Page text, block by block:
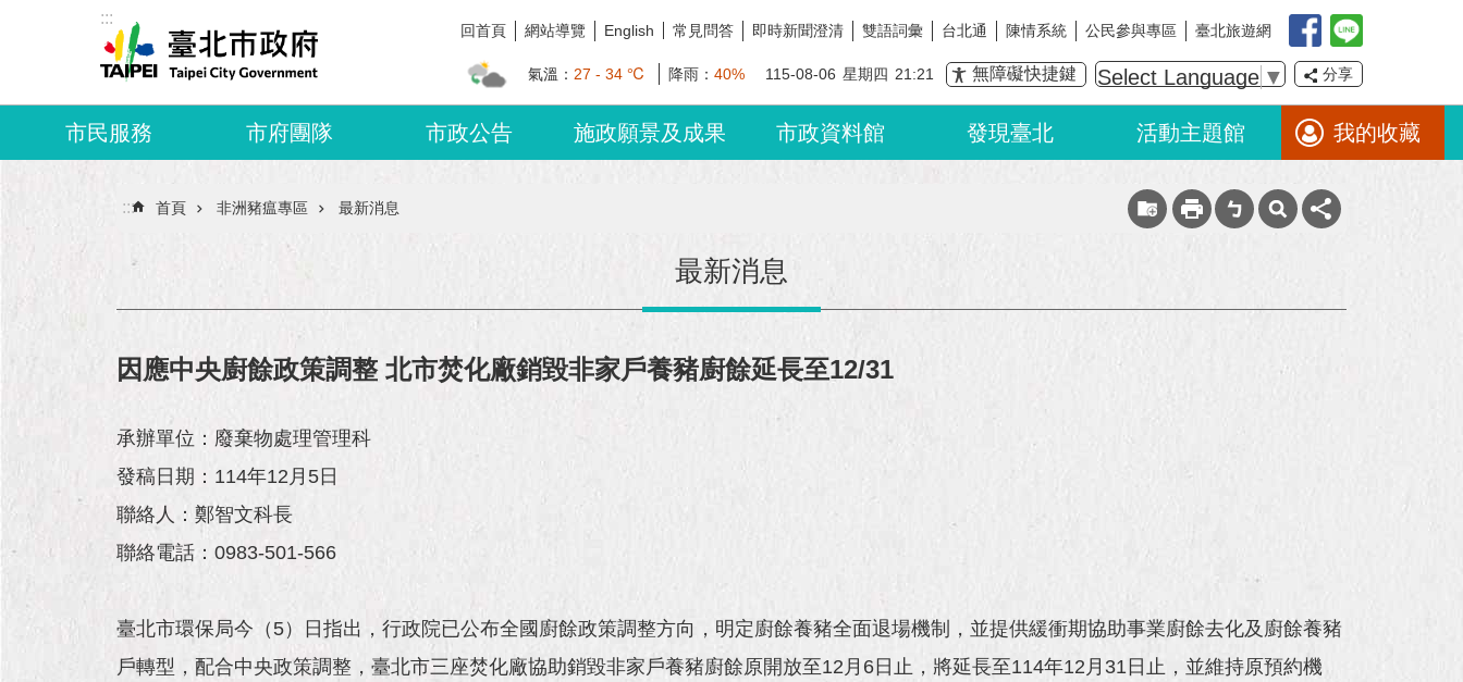
跳到主要內容區塊
:::
回首頁 網站導覽 English 常見問答 即時新聞澄清 雙語詞彙 台北通 陳情系統 公民參與專區 臺北旅遊網
氣溫： 27 - 34 ℃ 降雨： 40% 115-08-06 星期四 21:21 無障礙快捷鍵 Select Language ▼ 分享
市民服務 市府團隊 市政公告 施政願景及成果 市政資料館 發現臺北 活動主題館 我的收藏
::: 首頁 非洲豬瘟專區 最新消息
最新消息
因應中央廚餘政策調整 北市焚化廠銷毀非家戶養豬廚餘延長至12/31
承辦單位：廢棄物處理管理科
發稿日期：114年12月5日
聯絡人：鄭智文科長
聯絡電話：0983-501-566
臺北市環保局今（5）日指出，行政院已公布全國廚餘政策調整方向，明定廚餘養豬全面退場機制，並提供緩衝期協助事業廚餘去化及廚餘養豬
戶轉型，配合中央政策調整，臺北市三座焚化廠協助銷毀非家戶養豬廚餘原開放至12月6日止，將延長至114年12月31日止，並維持原預約機